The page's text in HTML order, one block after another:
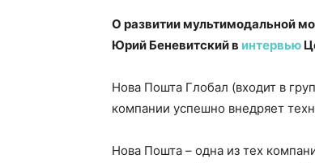
О развитии мультимодальной
Юрий Беневитский в интервью
Нова Пошта Глобал (входит в
компании успешно внедряет
Нова Пошта – одна из тех